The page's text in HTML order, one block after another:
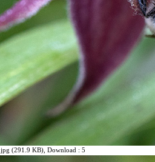
(291.9 KB) , Download : 5